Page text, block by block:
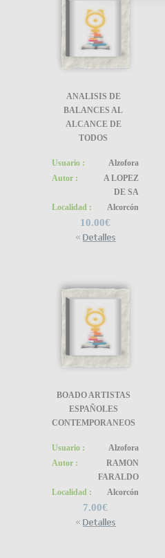
ANALISIS DE
BALANCES AL
ALCANCE DE
TODOS
Usuario :
Alzofora
Autor :
A LOPEZ
DE SA
Localidad :
Alcorcón
10.00€
BOADO ARTISTAS
ESPAÑOLES
CONTEMPORANEOS
Usuario :
Alzofora
Autor :
RAMON
FARALDO
Localidad :
Alcorcón
7.00€